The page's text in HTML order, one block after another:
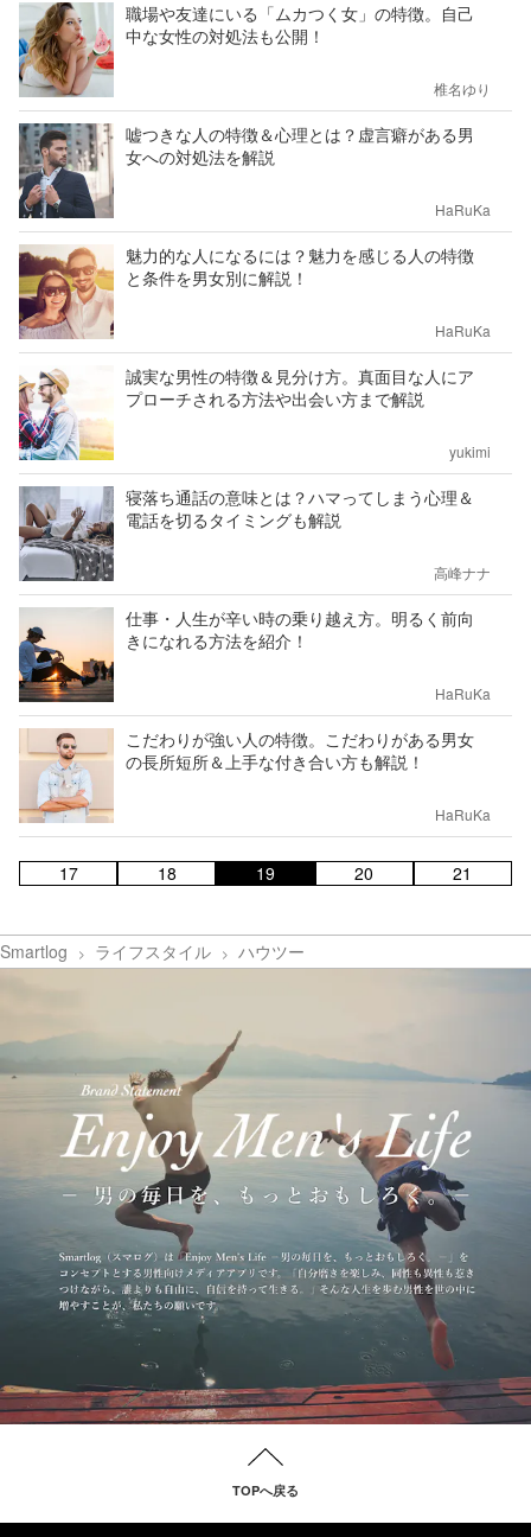
職場や友達にいる「ムカつく女」の特徴。自己
中な女性の対処法も公開！
椎名ゆり
嘘つきな人の特徴＆心理とは？虚言癖がある男
女への対処法を解説
HaRuKa
魅力的な人になるには？魅力を感じる人の特徴
と条件を男女別に解説！
HaRuKa
誠実な男性の特徴＆見分け方。真面目な人にア
プローチされる方法や出会い方まで解説
yukimi
寝落ち通話の意味とは？ハマってしまう心理＆
電話を切るタイミングも解説
高峰ナナ
仕事・人生が辛い時の乗り越え方。明るく前向
きになれる方法を紹介！
HaRuKa
こだわりが強い人の特徴。こだわりがある男女
の長所短所＆上手な付き合い方も解説！
HaRuKa
17 18 19 20 21
Smartlog ライフスタイル ハウツー
TOPへ戻る